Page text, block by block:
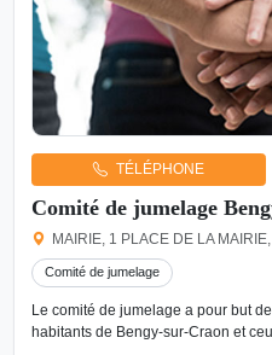
TÉLÉPHONE
Comité de jumelage
MAIRIE, 1 PLACE DE LA
Comité de jumelage
Le comité de jumelage a pour but
habitants de Bengy-sur-Craon et